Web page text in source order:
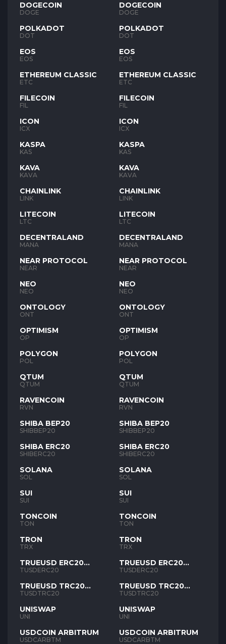
DOGECOIN
DOGE
POLKADOT
DOT
EOS
EOS
ETHEREUM CLASSIC
ETC
FILECOIN
FIL
ICON
ICX
KASPA
KAS
KAVA
KAVA
CHAINLINK
LINK
LITECOIN
LTC
DECENTRALAND
MANA
NEAR PROTOCOL
NEAR
NEO
NEO
ONTOLOGY
ONT
OPTIMISM
OP
POLYGON
POL
QTUM
QTUM
RAVENCOIN
RVN
SHIBA BEP20
SHIBBEP20
SHIBA ERC20
SHIBERC20
SOLANA
SOL
SUI
SUI
TONCOIN
TON
TRON
TRX
TRUEUSD ERC20
TUSD
TUSDERC20
TRUEUSD TRC20
TUSD
TUSDTRC20
UNISWAP
UNI
USDCOIN ARBITRUM
USDCARBTM
DOGECOIN
DOGE
POLKADOT
DOT
EOS
EOS
ETHEREUM CLASSIC
ETC
FILECOIN
FIL
ICON
ICX
KASPA
KAS
KAVA
KAVA
CHAINLINK
LINK
LITECOIN
LTC
DECENTRALAND
MANA
NEAR PROTOCOL
NEAR
NEO
NEO
ONTOLOGY
ONT
OPTIMISM
OP
POLYGON
POL
QTUM
QTUM
RAVENCOIN
RVN
SHIBA BEP20
SHIBBEP20
SHIBA ERC20
SHIBERC20
SOLANA
SOL
SUI
SUI
TONCOIN
TON
TRON
TRX
TRUEUSD ERC20
TUSD
TUSDERC20
TRUEUSD TRC20
TUSD
TUSDTRC20
UNISWAP
UNI
USDCOIN ARBITRUM
USDCARBTM